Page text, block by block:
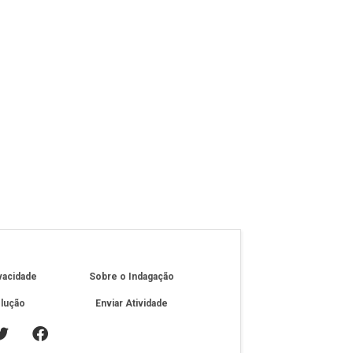
Sobre o Indagação
Enviar Atividade